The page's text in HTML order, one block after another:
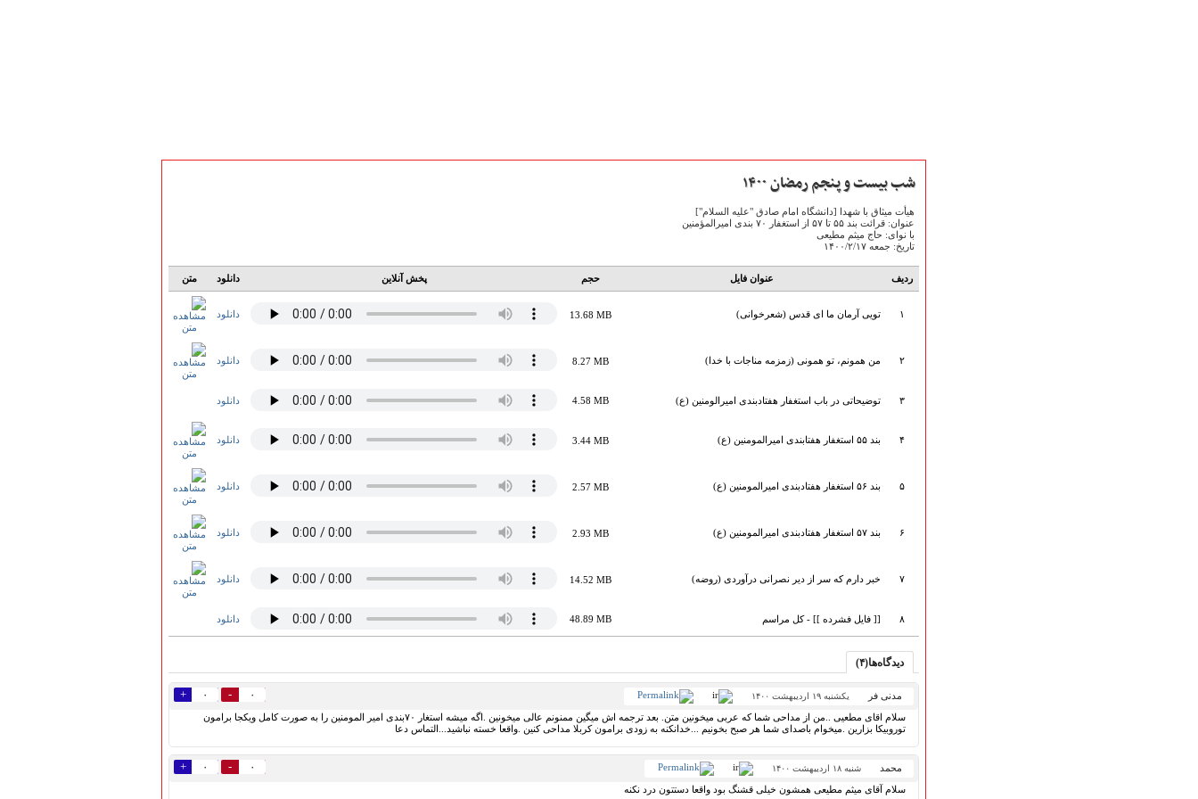
شب بیست و پنجم رمضان ۱۴۰۰
هیأت میثاق با شهدا [دانشگاه امام صادق "علیه السلام"]
عنوان: قرائت بند ۵۵ تا ۵۷ از استغفار ۷۰ بندی امیرالمؤمنین
با نوای: حاج میثم مطیعی
تاریخ: جمعه ۱۴۰۰/۲/۱۷
ردیف عنوان فایل حجم پخش آنلاین دانلود متن
۱ تویی آرمان ما ای قدس (شعرخوانی) 13.68 MB دانلود
۲ من همونم، تو همونی (زمزمه مناجات با خدا) 8.27 MB دانلود
۳ توضیحاتی در باب استغفار هفتادبندی امیرالومنین (ع) 4.58 MB دانلود
۴ بند ۵۵ استغفار هفتابندی امیرالمومنین (ع) 3.44 MB دانلود
۵ بند ۵۶ استغفار هفتادبندی امیرالمومنین (ع) 2.57 MB دانلود
۶ بند ۵۷ استغفار هفتادبندی امیرالمومنین (ع) 2.93 MB دانلود
۷ خبر دارم که سر از دیر نصرانی درآوردی (روضه) 14.52 MB دانلود
۸ [[ فایل فشرده ]] - کل مراسم 48.89 MB دانلود
دیدگاه‌ها(۴)
مدنی فر یکشنبه ۱۹ اردیبهشت ۱۴۰۰ ۰ + ۰ -
سلام اقای مطعیی ..من از مداحی شما که عربی میخونین متن. بعد ترجمه اش میگین ممنونم عالی میخونین .اگه میشه استغار ۷۰بندی امیر المومنین را به صورت کامل ویکجا برامون
توروبیکا بزارین .میخوام باصدای شما هر صبح بخونیم ...خدانکنه به زودی برامون کربلا مداحی کنین .واقعا خسته نباشید...التماس دعا
محمد شنبه ۱۸ اردیبهشت ۱۴۰۰ ۰ + ۰ -
سلام آقای میثم مطیعی همشون خیلی قشنگ بود واقعا دستتون درد نکنه